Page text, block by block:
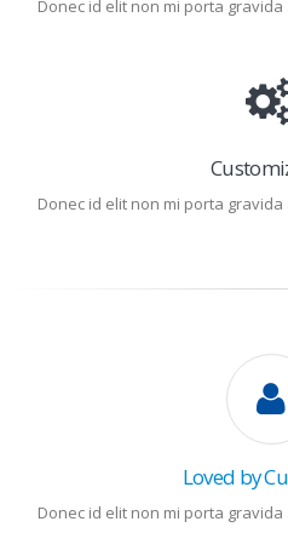
Donec id elit non mi porta
Donec id elit non mi porta
Loved by
Donec id elit non mi porta